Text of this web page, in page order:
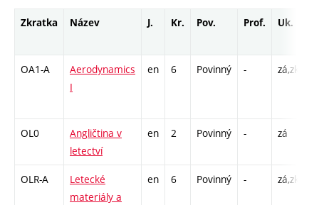
Zkratka Název J. Kr. Pov. Prof. Uk.
OA1-A
Aerodynamics
I
en 6 Povinný - zá,zk
OL0
Angličtina v
letectví
en 2 Povinný - zá
OLR-A
Letecké
materiály a
en 6 Povinný - zá,zk